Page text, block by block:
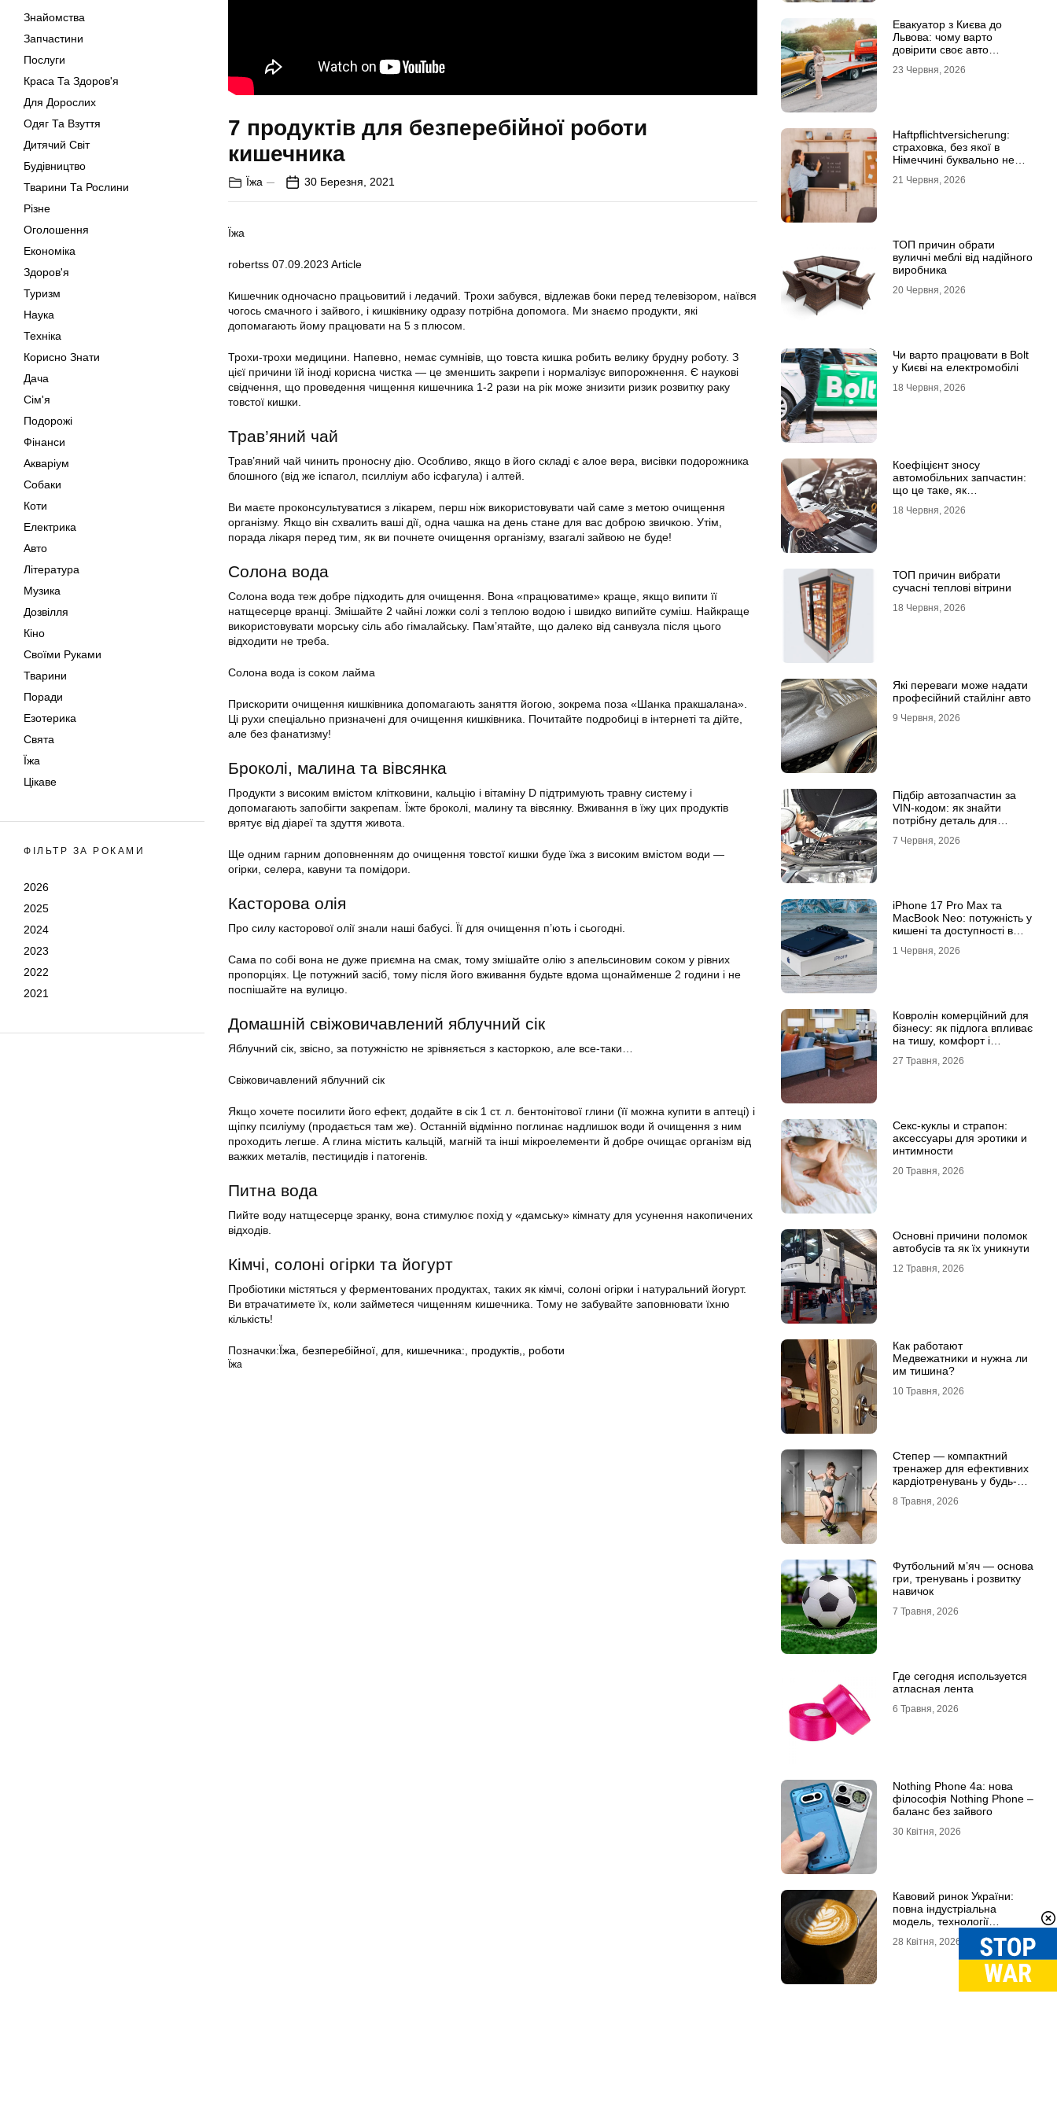
Знайомства
Запчастини
Послуги
Краса Та Здоров'я
Для Дорослих
Одяг Та Взуття
Дитячий Світ
Будівництво
Тварини Та Рослини
Різне
Оголошення
Економіка
Здоров'я
Туризм
Наука
Техніка
Корисно Знати
Дача
Сім'я
Подорожі
Фінанси
Акваріум
Собаки
Коти
Електрика
Авто
Література
Музика
Дозвілля
Кіно
Своїми Руками
Тварини
Поради
Езотерика
Свята
Їжа
Цікаве
ФІЛЬТР ЗА РОКАМИ
2026
2025
2024
2023
2022
2021
7 продуктів для безперебійної роботи
кишечника
Їжа 30 Березня, 2021
Їжа
robertss 07.09.2023 Article
Кишечник одночасно працьовитий і ледачий. Трохи забувся, відлежав боки перед телевізором, наївся
чогось смачного і зайвого, і кишківнику одразу потрібна допомога. Ми знаємо продукти, які
допомагають йому працювати на 5 з плюсом.
Трохи-трохи медицини. Напевно, немає сумнівів, що товста кишка робить велику брудну роботу. З
цієї причини їй іноді корисна чистка — це зменшить закрепи і нормалізує випорожнення. Є наукові
свідчення, що проведення чищення кишечника 1-2 рази на рік може знизити ризик розвитку раку
товстої кишки.
Трав’яний чай
Трав’яний чай чинить проносну дію. Особливо, якщо в його складі є алое вера, висівки подорожника
блошного (від же іспагол, псилліум або ісфагула) і алтей.
Ви маєте проконсультуватися з лікарем, перш ніж використовувати чай саме з метою очищення
організму. Якщо він схвалить ваші дії, одна чашка на день стане для вас доброю звичкою. Утім,
порада лікаря перед тим, як ви почнете очищення організму, взагалі зайвою не буде!
Солона вода
Солона вода теж добре підходить для очищення. Вона «працюватиме» краще, якщо випити її
натщесерце вранці. Змішайте 2 чайні ложки солі з теплою водою і швидко випийте суміш. Найкраще
використовувати морську сіль або гімалайську. Пам’ятайте, що далеко від санвузла після цього
відходити не треба.
Солона вода із соком лайма
Прискорити очищення кишківника допомагають заняття йогою, зокрема поза «Шанка пракшалана».
Ці рухи спеціально призначені для очищення кишківника. Почитайте подробиці в інтернеті та дійте,
але без фанатизму!
Броколі, малина та вівсянка
Продукти з високим вмістом клітковини, кальцію і вітаміну D підтримують травну систему і
допомагають запобігти закрепам. Їжте броколі, малину та вівсянку. Вживання в їжу цих продуктів
врятує від діареї та здуття живота.
Ще одним гарним доповненням до очищення товстої кишки буде їжа з високим вмістом води —
огірки, селера, кавуни та помідори.
Касторова олія
Про силу касторової олії знали наші бабусі. Її для очищення п’ють і сьогодні.
Сама по собі вона не дуже приємна на смак, тому змішайте олію з апельсиновим соком у рівних
пропорціях. Це потужний засіб, тому після його вживання будьте вдома щонайменше 2 години і не
поспішайте на вулицю.
Домашній свіжовичавлений яблучний сік
Яблучний сік, звісно, за потужністю не зрівняється з касторкою, але все-таки…
Свіжовичавлений яблучний сік
Якщо хочете посилити його ефект, додайте в сік 1 ст. л. бентонітової глини (її можна купити в аптеці) і
щіпку псиліуму (продається там же). Останній відмінно поглинає надлишок води й очищення з ним
проходить легше. А глина містить кальцій, магній та інші мікроелементи й добре очищає організм від
важких металів, пестицидів і патогенів.
Питна вода
Пийте воду натщесерце зранку, вона стимулює похід у «дамську» кімнату для усунення накопичених
відходів.
Кімчі, солоні огірки та йогурт
Пробіотики містяться у ферментованих продуктах, таких як кімчі, солоні огірки і натуральний йогурт.
Ви втрачатимете їх, коли займетеся чищенням кишечника. Тому не забувайте заповнювати їхню
кількість!
Позначки:Їжа, безперебійної, для, кишечника:, продуктів,, роботи
Їжа
Евакуатор з Києва до
Львова: чому варто
довірити своє авто
23 Червня, 2026
Haftpflichtversicherung:
страховка, без якої в
Німеччині буквально не
21 Червня, 2026
ТОП причин обрати
вуличні меблі від надійного
виробника
20 Червня, 2026
Чи варто працювати в Bolt
у Києві на електромобілі
18 Червня, 2026
Коефіцієнт зносу
автомобільних запчастин:
що це таке, як
впливає на страхові
18 Червня, 2026
ТОП причин вибрати
сучасні теплові вітрини
18 Червня, 2026
Які переваги може надати
професійний стайлінг авто
9 Червня, 2026
Підбір автозапчастин за
VIN-кодом: як знайти
потрібну деталь для
7 Червня, 2026
iPhone 17 Pro Max та
MacBook Neo: потужність у
кишені та доступності в
1 Червня, 2026
Ковролін комерційний для
бізнесу: як підлога впливає
на тишу, комфорт і
27 Травня, 2026
Секс-куклы и страпон:
аксессуары для эротики и
интимности
20 Травня, 2026
Основні причини поломок
автобусів та як їх уникнути
12 Травня, 2026
Как работают
Медвежатники и нужна ли
им тишина?
10 Травня, 2026
Степер — компактний
тренажер для ефективних
кардіотренувань у будь-
8 Травня, 2026
Футбольний м’яч — основа
гри, тренувань і розвитку
навичок
7 Травня, 2026
Где сегодня используется
атласная лента
6 Травня, 2026
Nothing Phone 4a: нова
філософія Nothing Phone –
баланс без зайвого
30 Квітня, 2026
Кавовий ринок України:
повна індустріальна
модель, технології
споживчі тренди
28 Квітня, 2026